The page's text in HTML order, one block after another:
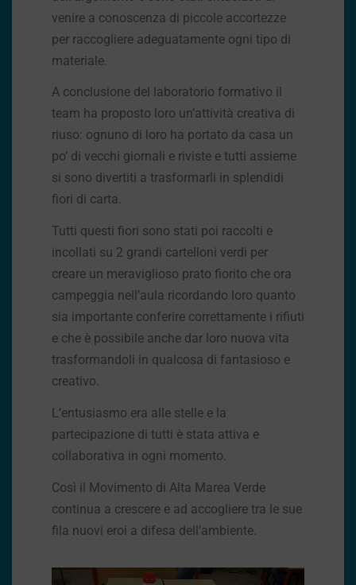
venire a conoscenza di piccole accortezze
per raccogliere adeguatamente ogni tipo di
materiale.
A conclusione del laboratorio formativo il
team ha proposto loro un’attività creativa di
riuso: ognuno di loro ha portato da casa un
po’ di vecchi giornali e riviste e tutti assieme
si sono divertiti a trasformarli in splendidi
fiori di carta.
Tutti questi fiori sono stati poi raccolti e
incollati su 2 grandi cartelloni verdi per
creare un meraviglioso prato fiorito che ora
campeggia nell’aula ricordando loro quanto
sia importante conferire correttamente i rifiuti
e che è possibile anche dar loro nuova vita
trasformandoli in qualcosa di fantasioso e
creativo.
L’entusiasmo era alle stelle e la
partecipazione di tutti è stata attiva e
collaborativa in ogni momento.
Così il Movimento di Alta Marea Verde
continua a crescere e ad accogliere tra le sue
fila nuovi eroi a difesa dell’ambiente.